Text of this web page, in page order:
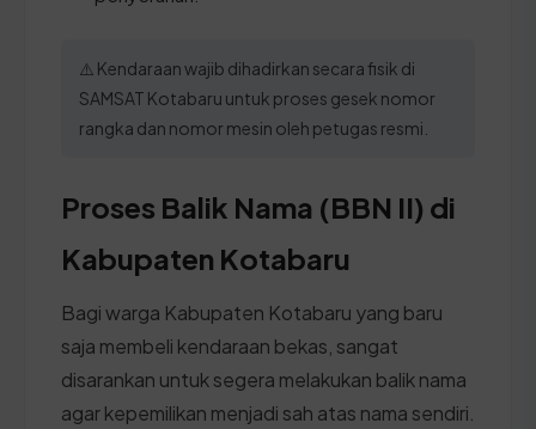
⚠️ Kendaraan wajib dihadirkan secara fisik di
SAMSAT Kotabaru untuk proses gesek nomor
rangka dan nomor mesin oleh petugas resmi.
Proses Balik Nama (BBN II) di
Kabupaten Kotabaru
Bagi warga Kabupaten Kotabaru yang baru
saja membeli kendaraan bekas, sangat
disarankan untuk segera melakukan balik nama
agar kepemilikan menjadi sah atas nama sendiri.